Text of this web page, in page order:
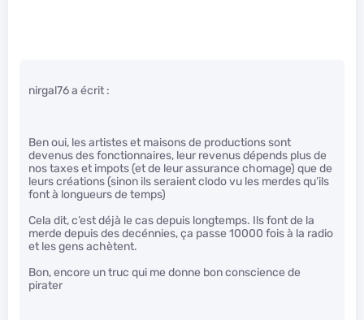
nirgal76 a écrit :
Ben oui, les artistes et maisons de productions sont
devenus des fonctionnaires, leur revenus dépends plus de
nos taxes et impots (et de leur assurance chomage) que de
leurs créations (sinon ils seraient clodo vu les merdes qu’ils
font à longueurs de temps)
Cela dit, c’est déjà le cas depuis longtemps. Ils font de la
merde depuis des decénnies, ça passe 10000 fois à la radio
et les gens achètent.
Bon, encore un truc qui me donne bon conscience de
pirater